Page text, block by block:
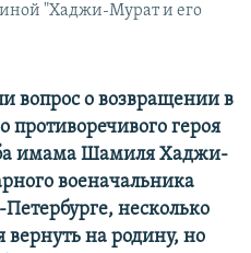
"Хаджи-Мурат и его
вопрос о возвращении в
противоречивого героя
имама Шамиля Хаджи-
военачальника
несколько
вернуть на родину, но